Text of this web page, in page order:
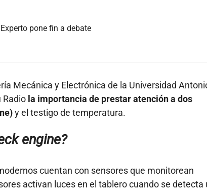
pone fin a debate
Mecánica y Electrónica de la Universidad
Radio la importancia de prestar atención a dos
y el testigo de temperatura.
engine?
cuentan con sensores que monitorean
activan luces en el tablero cuando se detecta